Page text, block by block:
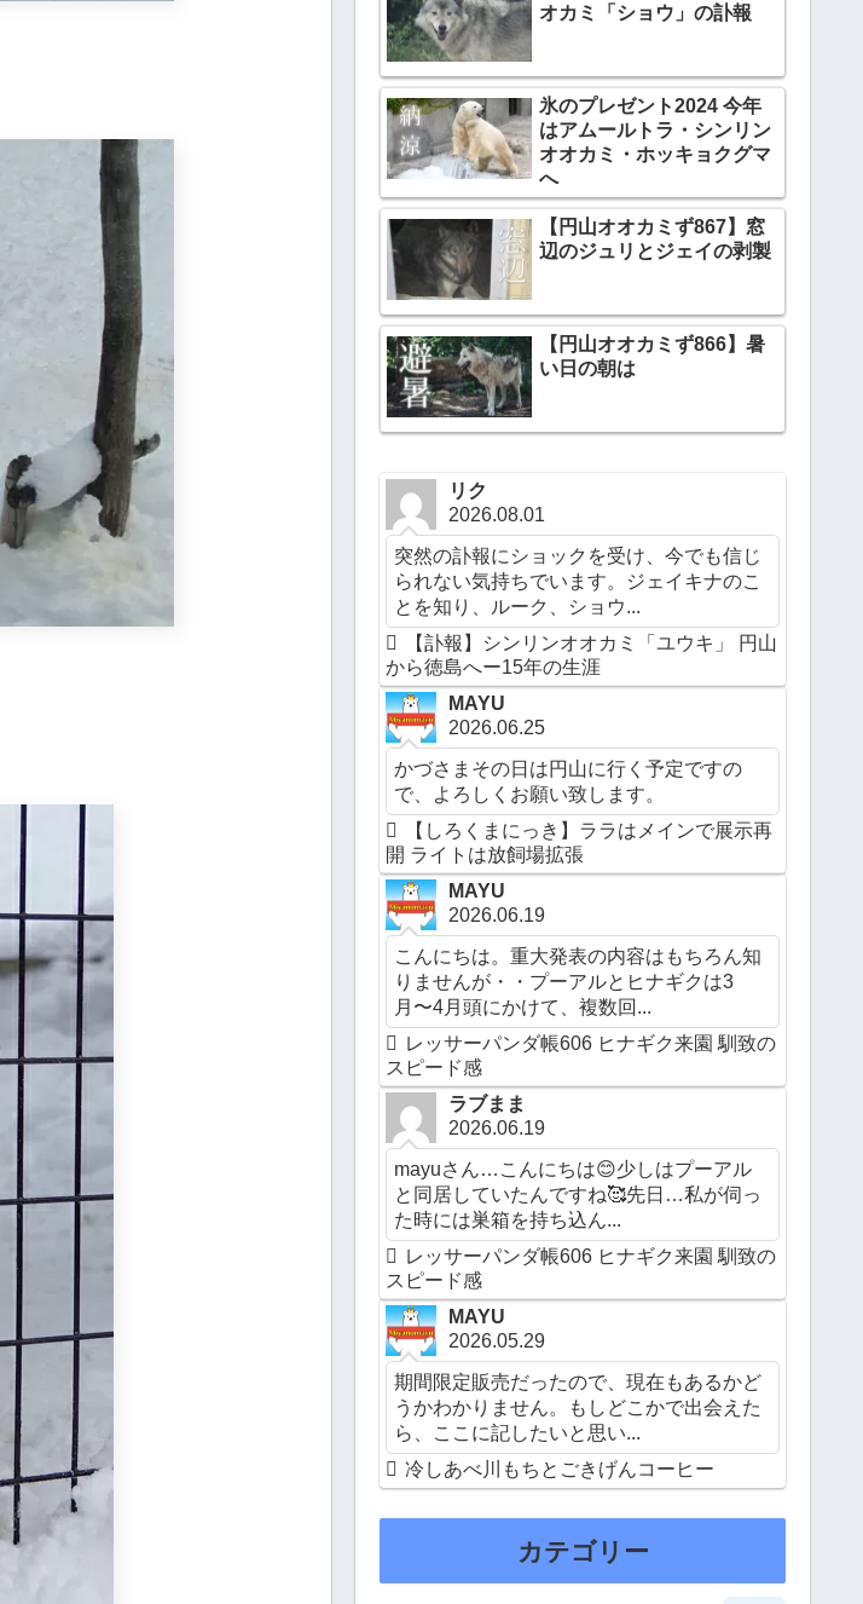
オカミ「ショウ」の訃報
氷のプレゼント2024 今年
はアムールトラ・シンリン
オオカミ・ホッキョクグマ
へ
【円山オオカミず867】窓
辺のジュリとジェイの剥製
【円山オオカミず866】暑
い日の朝は
リク
2026.08.01
突然の訃報にショックを受け、今でも信じ
られない気持ちでいます。ジェイキナのこ
とを知り、ルーク、ショウ...
【訃報】シンリンオオカミ「ユウキ」 円山
から徳島へー15年の生涯
MAYU
2026.06.25
かづさまその日は円山に行く予定ですの
で、よろしくお願い致します。
【しろくまにっき】ララはメインで展示再
開 ライトは放飼場拡張
MAYU
2026.06.19
こんにちは。重大発表の内容はもちろん知
りませんが・・プーアルとヒナギクは3
月〜4月頭にかけて、複数回...
レッサーパンダ帳606 ヒナギク来園 馴致の
スピード感
ラブまま
2026.06.19
mayuさん…こんにちは😊少しはプーアル
と同居していたんですね🥰先日…私が伺っ
た時には巣箱を持ち込ん...
レッサーパンダ帳606 ヒナギク来園 馴致の
スピード感
MAYU
2026.05.29
期間限定販売だったので、現在もあるかど
うかわかりません。もしどこかで出会えた
ら、ここに記したいと思い...
冷しあべ川もちとごきげんコーヒー
カテゴリー